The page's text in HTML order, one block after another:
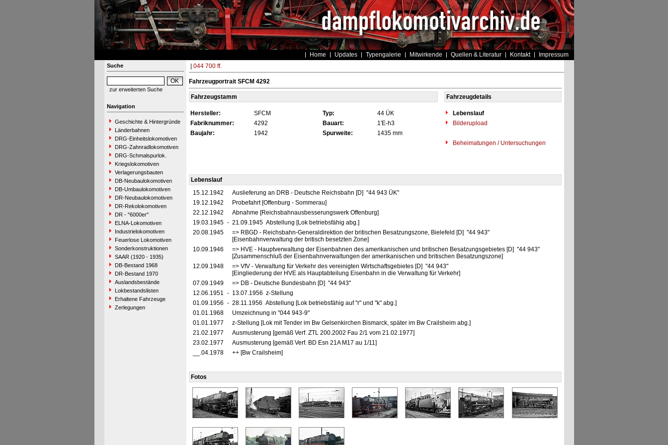
Home Updates Typengalerie Mitwirkende Quellen & Literatur Kontakt Impressum
Suche
zur erweiterten Suche
Navigation
Geschichte & Hintergründe
Länderbahnen
DRG-Einheitslokomotiven
DRG-Zahnradlokomotiven
DRG-Schmalspurlok.
Kriegslokomotiven
Verlagerungsbauten
DB-Neubaulokomotiven
DB-Umbaulokomotiven
DR-Neubaulokomotiven
DR-Rekolokomotiven
DR - "6000er"
ELNA-Lokomotiven
Industrielokomotiven
Feuerlose Lokomotiven
Sonderkonstruktionen
SAAR (1920 - 1935)
DB-Bestand 1968
DR-Bestand 1970
Auslandsbestände
Lokbestandslisten
Erhaltene Fahrzeuge
Zerlegungen
044 700 ff.
Fahrzeugportrait SFCM 4292
Fahrzeugstamm Fahrzeugdetails
Hersteller: SFCM Typ: 44 ÜK
Lebenslauf
Fabriknummer:
4292 Bauart: 1'E-h3
Bilderupload
Baujahr:
1942 Spurweite:
1435 mm
Beheimatungen / Untersuchungen
Lebenslauf
15.12.1942
Auslieferung an DRB - Deutsche Reichsbahn [D] "44 943 ÜK"
19.12.1942
Probefahrt [Offenburg - Sommerau]
22.12.1942
Abnahme [Reichsbahnausbesserungswerk Offenburg]
19.03.1945 - 21.09.1945 Abstellung [Lok betriebsfähig abg.]
20.08.1945
=> RBGD - Reichsbahn-Generaldirektion der britischen Besatzungszone, Bielefeld [D] "44 943"
[Eisenbahnverwaltung der britisch besetzten Zone]
10.09.1946
=> HVE - Hauptverwaltung der Eisenbahnen des amerikanischen und britischen Besatzungsgebietes [D] "44 943"
[Zusammenschluß der Eisenbahnverwaltungen der amerikanischen und britischen Besatzungszone]
12.09.1948
=> VfV - Verwaltung für Verkehr des vereinigten Wirtschaftsgebietes [D] "44 943"
[Eingliederung der HVE als Hauptabteilung Eisenbahn in die Verwaltung für Verkehr]
07.09.1949
=> DB - Deutsche Bundesbahn [D] "44 943"
12.06.1951 - 13.07.1956 z-Stellung
01.09.1956 - 28.11.1956 Abstellung [Lok betriebsfähig auf "r" und "k" abg.]
01.01.1968
Umzeichnung in "044 943-9"
01.01.1977
z-Stellung [Lok mit Tender im Bw Gelsenkirchen Bismarck, später im Bw Crailsheim abg.]
21.02.1977
Ausmusterung [gemäß Verf. ZTL 200.2002 Fau 2/1 vom 21.02.1977]
23.02.1977
Ausmusterung [gemäß Verf. BD Esn 21A M17 au 1/11]
__.04.1978
++ [Bw Crailsheim]
Fotos